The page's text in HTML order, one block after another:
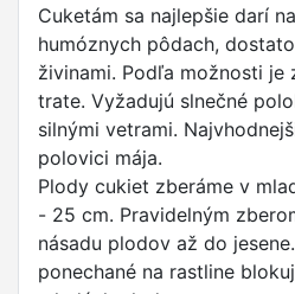
Cuketám sa najlepšie darí
humóznych pôdach,
živinami. Podľa možnosti je
trate. Vyžadujú slnečné
silnými vetrami.
polovici mája.
Plody cukiet zberáme v
- 25 cm. Pravidelným
násadu plodov až do
ponechané na rastline